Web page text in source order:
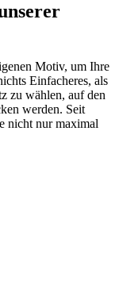
Motiv, um Ihre
Einfacheres, als
zu wählen, auf den
werden. Seit
nicht nur maximal